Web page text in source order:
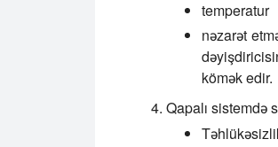
temperatur
nəzarət
kömək edir.
Qapalı sistemdə